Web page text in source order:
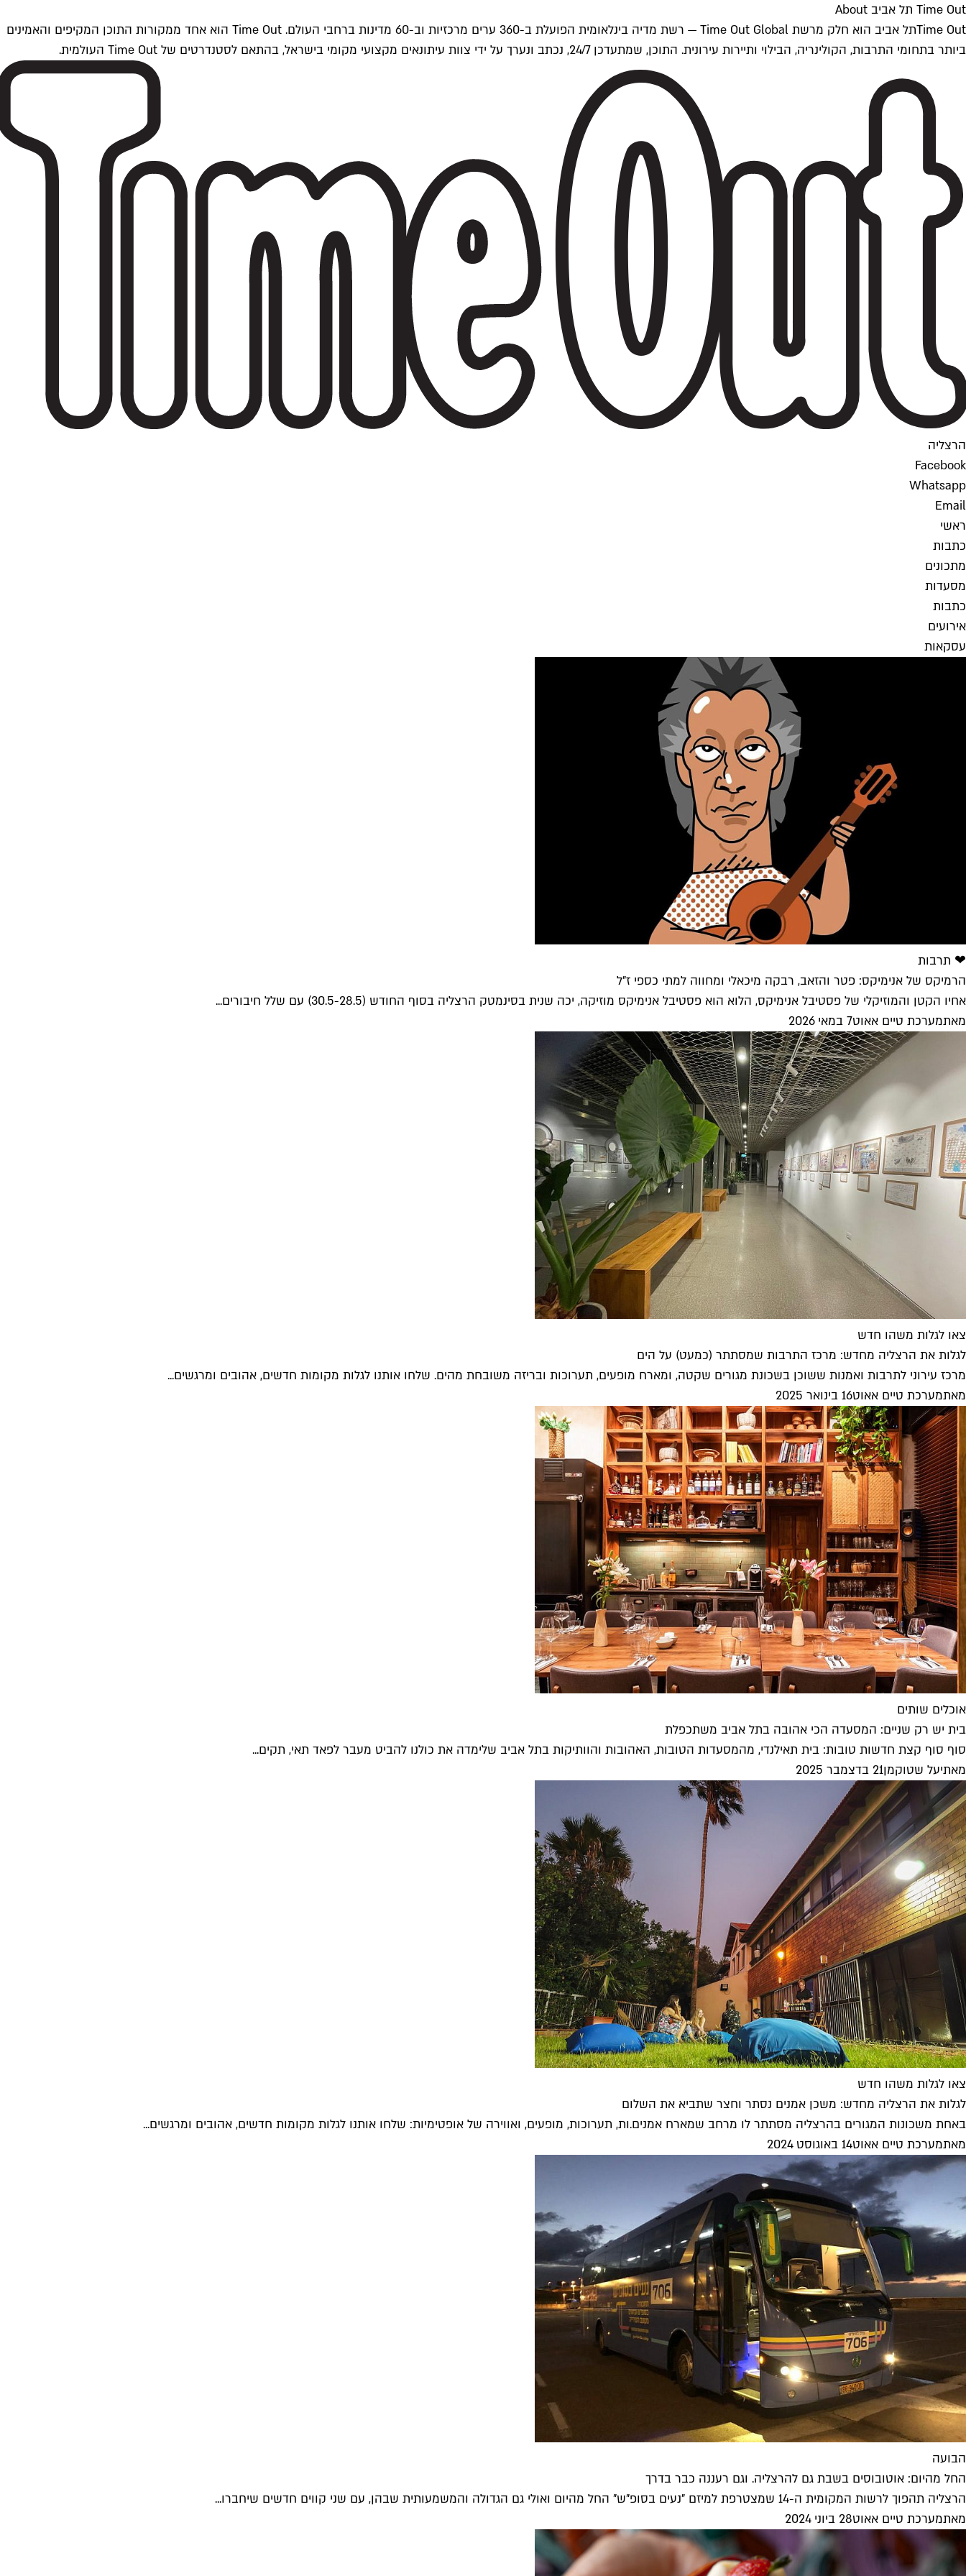
Time Out תל אביב About
Time Outתל אביב הוא חלק מרשת Time Out Global — רשת מדיה בינלאומית הפועלת ב-360 ערים מרכזיות וב-60 מדינות ברחבי העולם. Time Out הוא אחד ממקורות התוכן המקיפים והאמינים
ביותר בתחומי התרבות, הקולינריה, הבילוי ותיירות עירונית. התוכן, שמתעדכן 24/7, נכתב ונערך על ידי צוות עיתונאים מקצועי מקומי בישראל, בהתאם לסטנדרטים של Time Out העולמית.
הרצליה
Facebook
Whatsapp
Email
ראשי
כתבות
מתכונים
מסעדות
כתבות
אירועים
עסקאות
❤ תרבות
הרמיקס של אנימיקס: פטר והזאב, רבקה מיכאלי ומחווה למתי כספי ז"ל
אחיו הקטן והמוזיקלי של פסטיבל אנימיקס, הלוא הוא פסטיבל אנימיקס מוזיקה, יכה שנית בסינמטק הרצליה בסוף החודש (30.5-28.5) עם שלל חיבורים...
מאתמערכת טיים אאוט7 במאי 2026
צאו לגלות משהו חדש
לגלות את הרצליה מחדש: מרכז התרבות שמסתתר (כמעט) על הים
מרכז עירוני לתרבות ואמנות ששוכן בשכונת מגורים שקטה, ומארח מופעים, תערוכות ובריזה משובחת מהים. שלחו אותנו לגלות מקומות חדשים, אהובים ומרגשים...
מאתמערכת טיים אאוט16 בינואר 2025
אוכלים שותים
בית יש רק שניים: המסעדה הכי אהובה בתל אביב משתכפלת
סוף סוף קצת חדשות טובות: בית תאילנדי, מהמסעדות הטובות, האהובות והוותיקות בתל אביב שלימדה את כולנו להביט מעבר לפאד תאי, תקים...
מאתיעל שטוקמן21 בדצמבר 2025
צאו לגלות משהו חדש
לגלות את הרצליה מחדש: משכן אמנים נסתר וחצר שתביא את השלום
באחת משכונות המגורים בהרצליה מסתתר לו מרחב שמארח אמנים.ות, תערוכות, מופעים, ואווירה של אופטימיות: שלחו אותנו לגלות מקומות חדשים, אהובים ומרגשים...
מאתמערכת טיים אאוט14 באוגוסט 2024
הבועה
החל מהיום: אוטובוסים בשבת גם להרצליה. וגם רעננה כבר בדרך
הרצליה תהפוך לרשות המקומית ה-14 שמצטרפת למיזם "נעים בסופ"ש" החל מהיום ואולי גם הגדולה והמשמעותית שבהן, עם שני קווים חדשים שיחברו...
מאתמערכת טיים אאוט28 ביוני 2024